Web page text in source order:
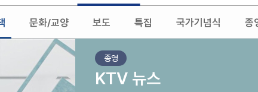
문화/교양 보도 특집 국가기념식 종
종영
KTV 뉴스